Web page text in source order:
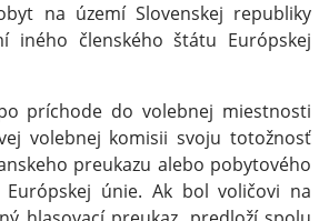
na území Slovenskej republiky
iného členského štátu Európskej
príchode do volebnej miestnosti
volebnej komisii svoju totožnosť
preukazu alebo pobytového
Európskej únie. Ak bol voličovi na